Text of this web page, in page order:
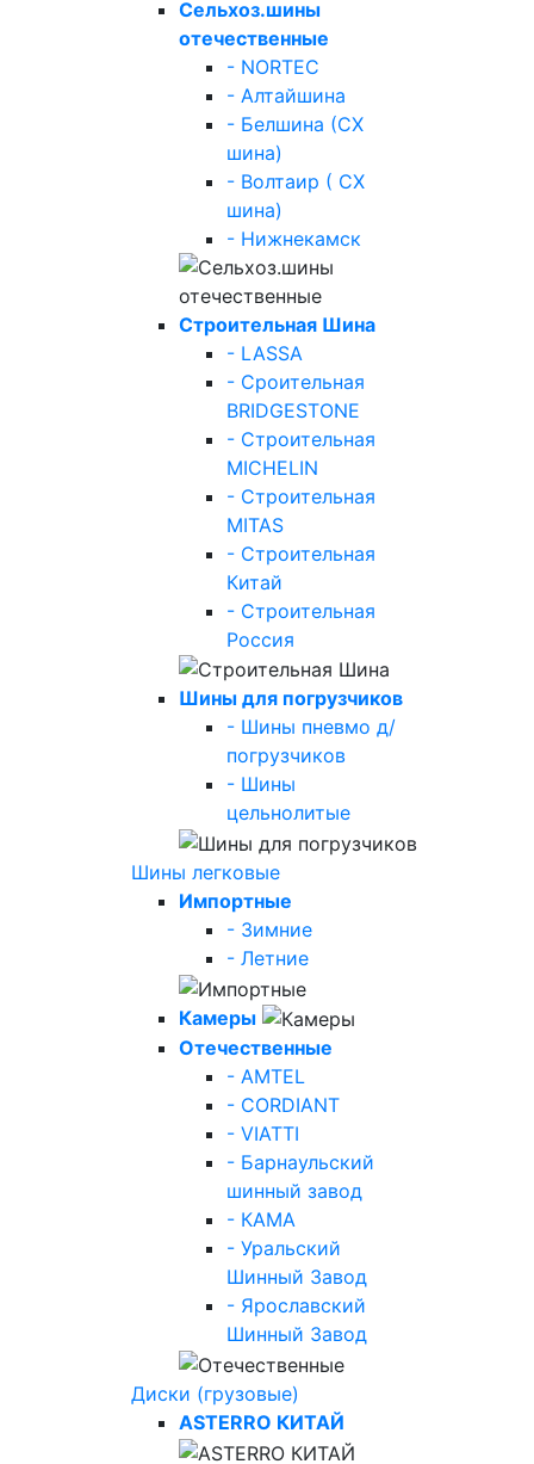
Сельхоз.шины
отечественные
- NORTEC
- Алтайшина
- Белшина (СХ
шина)
- Волтаир ( СХ
шина)
- Нижнекамск
Строительная Шина
- LASSA
- Сроительная
BRIDGESTONE
- Строительная
MICHELIN
- Строительная
MITAS
- Строительная
Китай
- Строительная
Россия
Шины для погрузчиков
- Шины пневмо д/
погрузчиков
- Шины
цельнолитые
Шины легковые
Импортные
- Зимние
- Летние
Камеры
Отечественные
- AMTEL
- CORDIANT
- VIATTI
- Барнаульский
шинный завод
- КАМА
- Уральский
Шинный Завод
- Ярославский
Шинный Завод
Диски (грузовые)
ASTERRO КИТАЙ